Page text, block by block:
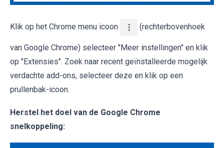
Klik op het Chrome menu icoon (rechterbovenhoek
van Google Chrome) selecteer "Meer instellingen" en klik
op "Extensies". Zoek naar recent geïnstalleerde mogelijk
verdachte add-ons, selecteer deze en klik op een
prullenbak-icoon.
Herstel het doel van de Google Chrome
snelkoppeling: